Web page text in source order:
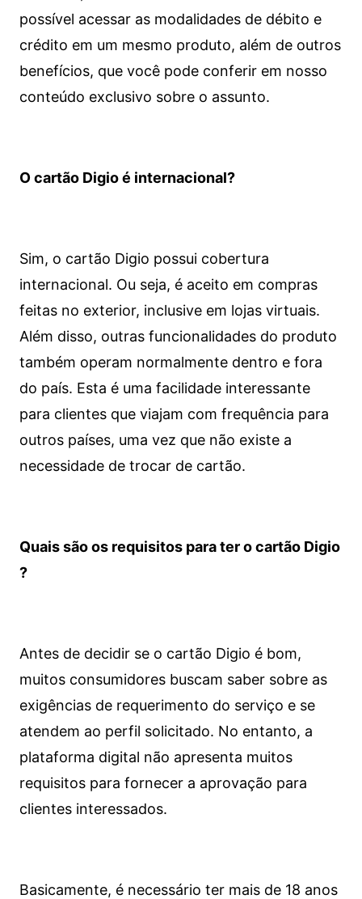
possível acessar as modalidades de débito e
crédito em um mesmo produto, além de outros
benefícios, que você pode conferir em nosso
conteúdo exclusivo sobre o assunto.
O cartão Digio é internacional?
Sim, o cartão Digio possui cobertura
internacional. Ou seja, é aceito em compras
feitas no exterior, inclusive em lojas virtuais.
Além disso, outras funcionalidades do produto
também operam normalmente dentro e fora
do país. Esta é uma facilidade interessante
para clientes que viajam com frequência para
outros países, uma vez que não existe a
necessidade de trocar de cartão.
Quais são os requisitos para ter o cartão Digio
?
Antes de decidir se o cartão Digio é bom,
muitos consumidores buscam saber sobre as
exigências de requerimento do serviço e se
atendem ao perfil solicitado. No entanto, a
plataforma digital não apresenta muitos
requisitos para fornecer a aprovação para
clientes interessados.
Basicamente, é necessário ter mais de 18 anos